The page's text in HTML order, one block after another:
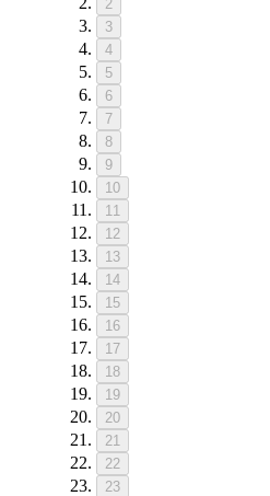
2
3
4
5
6
7
8
9
10
11
12
13
14
15
16
17
18
19
20
21
22
23